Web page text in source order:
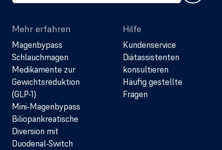
Mehr erfahren
Magenbypass
Schlauchmagen
Medikamente zur
Gewichtsreduktion
(GLP-1)
Mini-Magenbypass
Biliopankreatische
Diversion mit
Duodenal-Switch
Hilfe
Kundenservice
Diätassistenten
konsultieren
Häufig gestellte
Fragen